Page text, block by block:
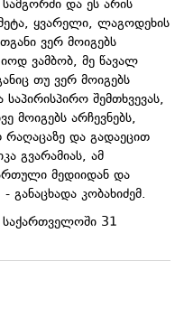
და ეს არის
ყვარელი, ლაგოდეხის
ვერ მოიგებს
ვამბობ, მე წავალ
თუ ვერ მოიგებს
საპირისპირო შემთხვევას,
მოიგებს არჩევნებს,
და გადაეცით
გვარამიას, ამ
მედიიდან და
კობახიძემ.
საქართველოში 31